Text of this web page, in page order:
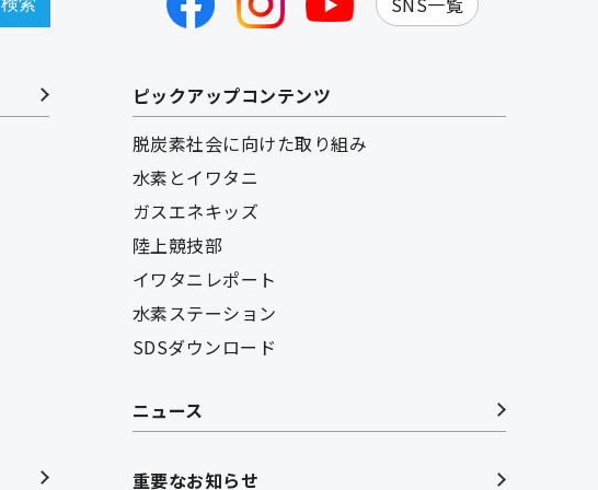
検索
ピックアップコンテンツ
脱炭素社会に向けた取り組み
水素とイワタニ
ガスエネキッズ
陸上競技部
イワタニレポート
水素ステーション
SDSダウンロード
ニュース
重要なお知らせ